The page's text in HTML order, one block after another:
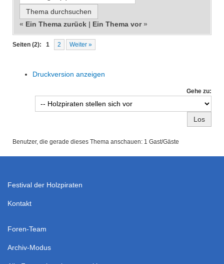
« Ein Thema zurück | Ein Thema vor»
Seiten (2): 1 2 Weiter »
Druckversion anzeigen
Gehe zu:
Benutzer, die gerade dieses Thema anschauen: 1 Gast/Gäste
Festival der Holzpiraten
Kontakt
Foren-Team
Archiv-Modus